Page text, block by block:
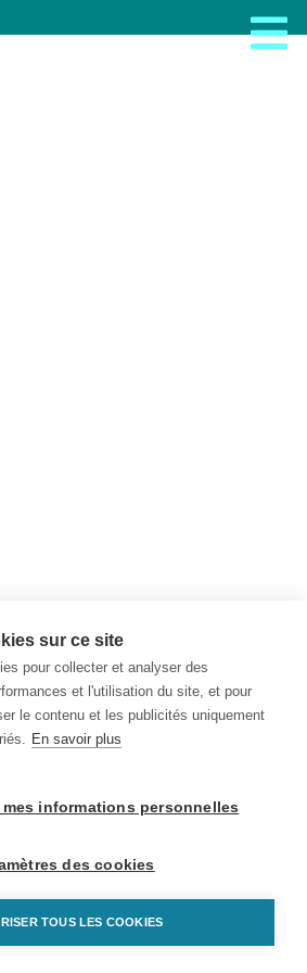
sur ce site
pour collecter et analyser des
et l'utilisation du site, et pour
le contenu et les publicités uniquement
En savoir plus
mes informations personnelles
des cookies
TOUS LES COOKIES